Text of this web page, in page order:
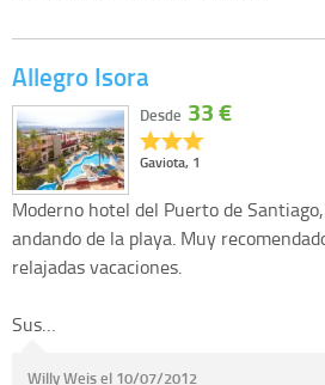
Allegro Isora
Gaviota, 1
Desde 33 €
Moderno hotel del Puerto de
andando de la playa. Muy
relajadas vacaciones.
Sus…
Willy Weis el 10/07/2012